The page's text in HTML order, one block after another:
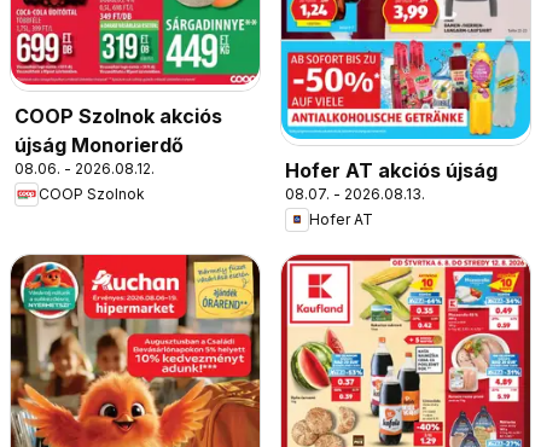
COOP Szolnok akciós
újság Monorierdő
08.06. - 2026.08.12.
COOP Szolnok
Hofer AT akciós újság
08.07. - 2026.08.13.
Hofer AT